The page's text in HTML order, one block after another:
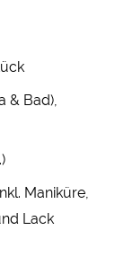
& Bad),
Maniküre,
Lack